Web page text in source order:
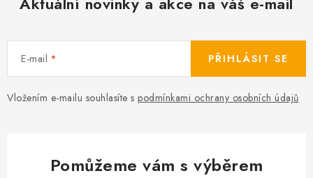
E-mail
Vložením e-mailu souhlasíte s podmínkami ochrany osobních údajů
PŘIHLÁSIT SE
Pomůžeme vám s výběrem